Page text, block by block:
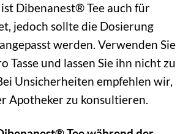
Dibenanest® Tee auch für
jedoch sollte die Dosierung
werden. Verwenden Sie
Tasse und lassen Sie ihn nicht zu
Unsicherheiten empfehlen wir,
Apotheker zu konsultieren.